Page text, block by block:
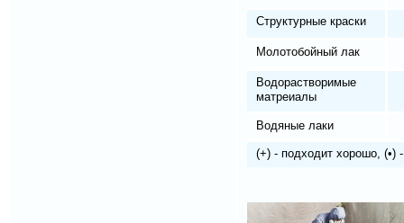
Структурные краски
Молотобойный лак
Водорастворимые
матреиалы
Водяные лаки
(+) - подходит хорошо, (•)